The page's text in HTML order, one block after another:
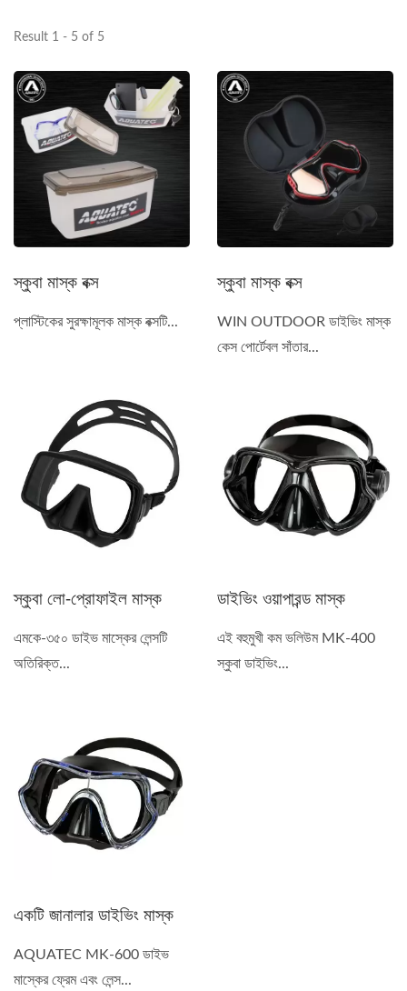
Result 1 - 5 of 5
স্কুবা মাস্ক বক্স
প্লাস্টিকের সুরক্ষামূলক মাস্ক বক্সটি...
স্কুবা মাস্ক বক্স
WIN OUTDOOR ডাইভিং মাস্ক
কেস পোর্টেবল সাঁতার...
স্কুবা লো-প্রোফাইল মাস্ক
এমকে-৩৫০ ডাইভ মাস্কের লেন্সটি
অতিরিক্ত...
ডাইভিং ওয়াপারন্ড মাস্ক
এই বহুমুখী কম ভলিউম MK-400
স্কুবা ডাইভিং...
একটি জানালার ডাইভিং মাস্ক
AQUATEC MK-600 ডাইভ
মাস্কের ফ্রেম এবং লেন্স...